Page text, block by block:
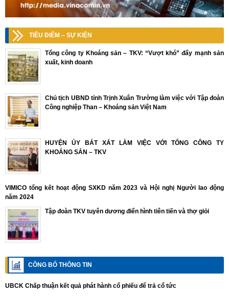
TIÊU ĐIỂM – SỰ KIỆN
Tổng công ty Khoáng sản – TKV: “Vượt khó” đẩy mạnh sản
xuất, kinh doanh
Chủ tịch UBND tỉnh Trịnh Xuân Trường làm việc với Tập đoàn
Công nghiệp Than – Khoáng sản Việt Nam
HUYỆN ỦY BÁT XÁT LÀM VIỆC VỚI TỔNG CÔNG TY
KHOÁNG SẢN – TKV
VIMICO tổng kết hoạt động SXKD năm 2023 và Hội nghị Người lao động
năm 2024
Tập đoàn TKV tuyên dương điển hình tiên tiến và thợ giỏi
CÔNG BỐ THÔNG TIN
UBCK Chấp thuận kết quả phát hành cổ phiếu để trả cổ tức